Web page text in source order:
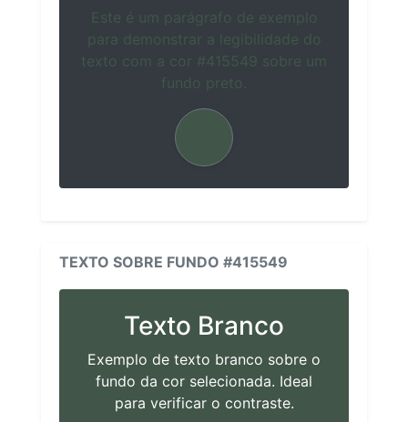
Este é um parágrafo de exemplo
para demonstrar a legibilidade do
texto com a cor #415549 sobre um
fundo preto.
TEXTO SOBRE FUNDO #415549
Texto Branco
Exemplo de texto branco sobre o
fundo da cor selecionada. Ideal
para verificar o contraste.